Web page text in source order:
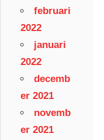
februari
2022
januari
2022
decemb
er 2021
novemb
er 2021